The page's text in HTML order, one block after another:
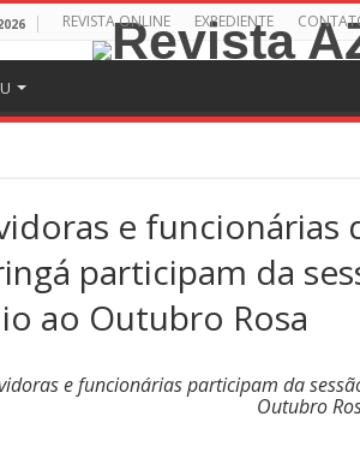
REVISTA ONLINE EXPEDIENTE
e funcionárias
participam da
ao Outubro Rosa
e funcionárias participam da
Outubro